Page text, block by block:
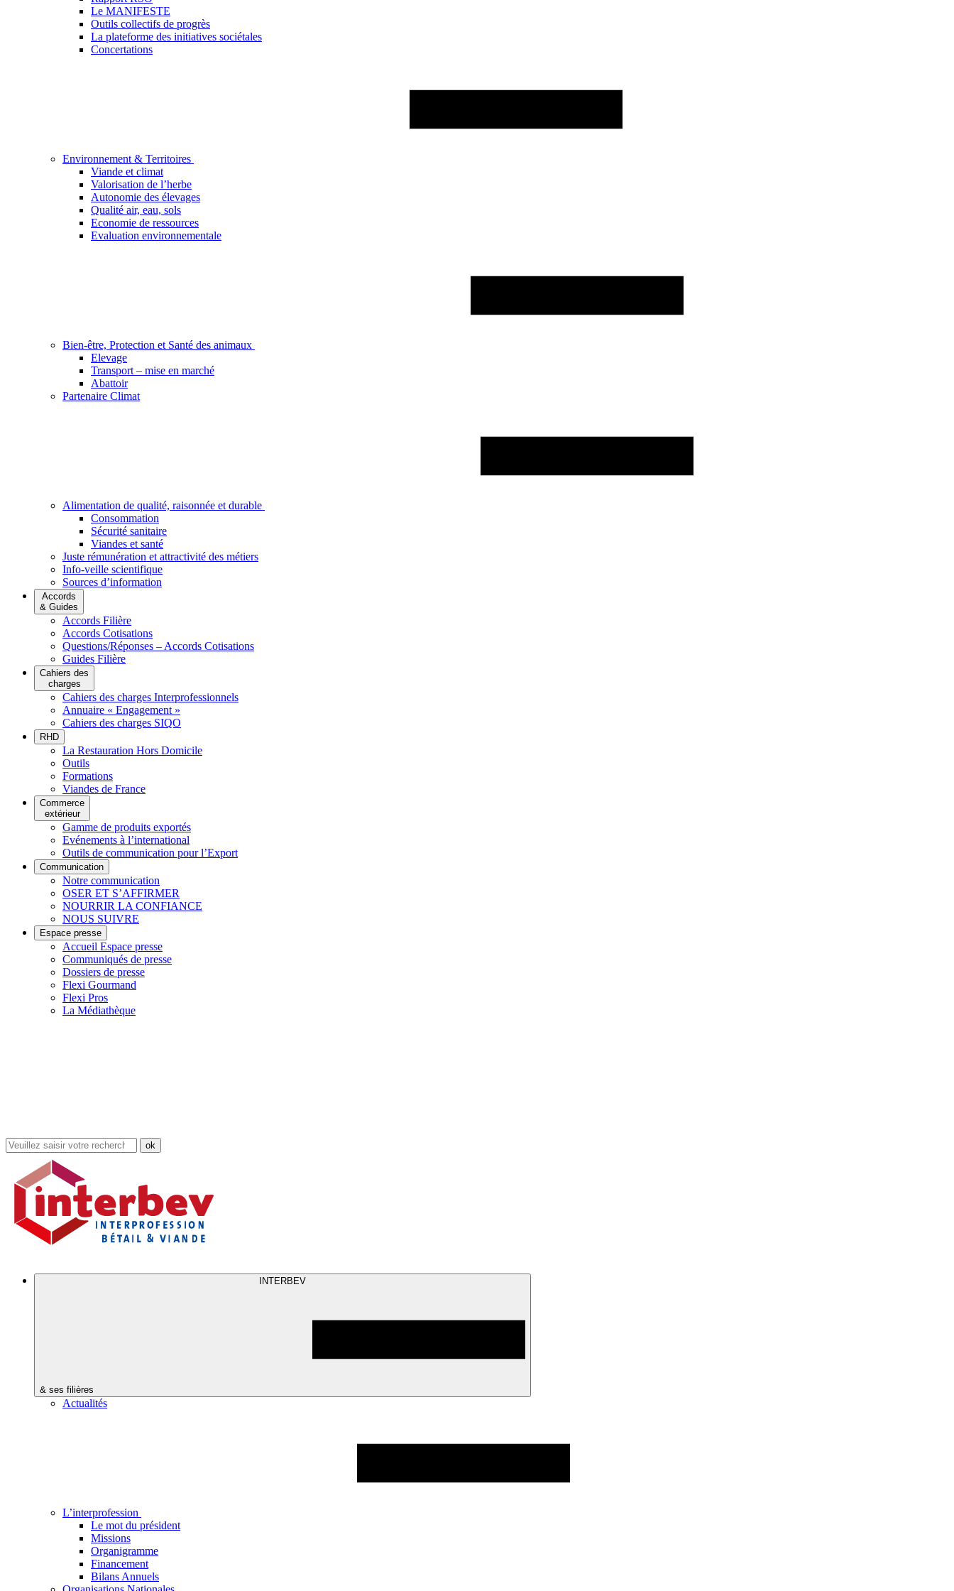
Le MANIFESTE
Outils collectifs de progrès
La plateforme des initiatives sociétales
Concertations
Environnement & Territoires
Viande et climat
Valorisation de l’herbe
Autonomie des élevages
Qualité air, eau, sols
Economie de ressources
Evaluation environnementale
Bien-être, Protection et Santé des animaux
Elevage
Transport – mise en marché
Abattoir
Partenaire Climat
Alimentation de qualité, raisonnée et durable
Consommation
Sécurité sanitaire
Viandes et santé
Juste rémunération et attractivité des métiers
Info-veille scientifique
Sources d’information
Accords
& Guides
Accords Filière
Accords Cotisations
Questions/Réponses – Accords Cotisations
Guides Filière
Cahiers des
charges
Cahiers des charges Interprofessionnels
Annuaire « Engagement »
Cahiers des charges SIQO
RHD
La Restauration Hors Domicile
Outils
Formations
Viandes de France
Commerce
extérieur
Gamme de produits exportés
Evénements à l’international
Outils de communication pour l’Export
Communication
Notre communication
OSER ET S’AFFIRMER
NOURRIR LA CONFIANCE
NOUS SUIVRE
Espace presse
Accueil Espace presse
Communiqués de presse
Dossiers de presse
Flexi Gourmand
Flexi Pros
La Médiathèque
Rechercher
dans
site
INTERBEV
& ses filières
Actualités
L’interprofession
Le mot du président
Missions
Organigramme
Financement
Bilans Annuels